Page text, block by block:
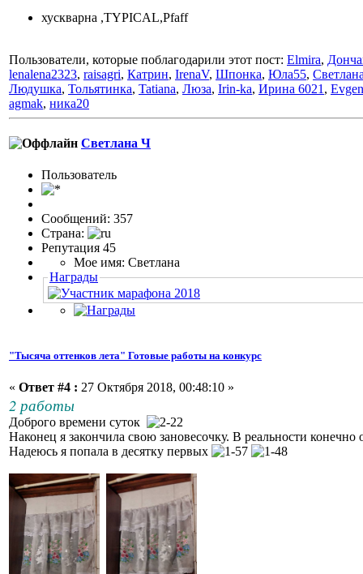
хускварна ,TYPICAL,Pfaff
Пользователи, которые поблагодарили этот пост: Elmira,
lenalena2323, raisagri, Катрин, IrenaV, Шпонка, Юла55,
Людушка, Тольятинка, Tatiana, Люза, Irin-ka, Ирина 6021 ,
agmak, ника20
Светлана Ч
Пользовaтeль
Сообщений: 357
Страна:
Репутация 45
Мое имя: Светлана
Награды
"Тысяча оттенков лета" Готовые работы на конкурс
« Ответ #4 : 27 Октября 2018, 00:48:10 »
2 работы
Доброго времени суток
Наконец я закончила свою зановесочку. В реальности
Надеюсь я попала в десятку первых